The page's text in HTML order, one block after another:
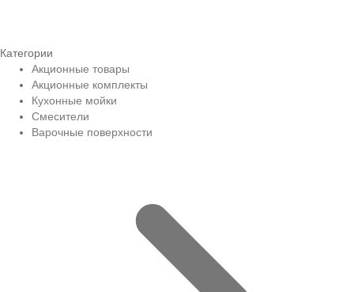
Категории
Акционные товары
Акционные комплекты
Кухонные мойки
Смесители
Варочные поверхности